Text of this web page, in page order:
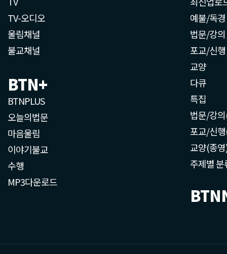
TV-오디오
울림채널
불교채널
BTN+
BTNPLUS
오늘의법문
마음울림
이야기불교
수행
MP3다운로드
예불/독경
법문/강의
포교/신행
교양
다큐
특집
법문/강
포교/신
교양(종
주제별 분